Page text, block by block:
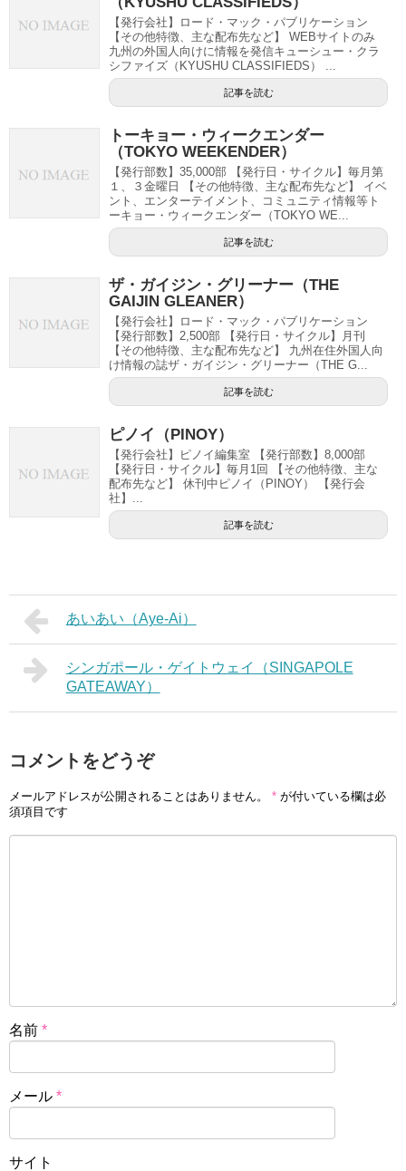
【発行会社】ロード・マック・パブリケーション
【その他特徴、主な配布先など】 WEBサイトのみ
九州の外国人向けに情報を発信キューシュー・クラ
シファイズ（KYUSHU CLASSIFIEDS） ...
記事を読む
トーキョー・ウィークエンダー
（TOKYO WEEKENDER）
【発行部数】35,000部 【発行日・サイクル】毎月第
１、３金曜日 【その他特徴、主な配布先など】 イベ
ント、エンターテイメント、コミュニティ情報等ト
ーキョー・ウィークエンダー（TOKYO WE...
記事を読む
ザ・ガイジン・グリーナー（THE
GAIJIN GLEANER）
【発行会社】ロード・マック・パブリケーション
【発行部数】2,500部 【発行日・サイクル】月刊
【その他特徴、主な配布先など】 九州在住外国人向
け情報の誌ザ・ガイジン・グリーナー（THE G...
記事を読む
ピノイ（PINOY）
【発行会社】ピノイ編集室 【発行部数】8,000部
【発行日・サイクル】毎月1回 【その他特徴、主な
配布先など】 休刊中ピノイ（PINOY） 【発行会
社】...
記事を読む
あいあい（Aye-Ai）
シンガポール・ゲイトウェイ（SINGAPOLE
GATEAWAY）
コメントをどうぞ
メールアドレスが公開されることはありません。 * が付いている欄は必
須項目です
名前 *
メール *
サイト